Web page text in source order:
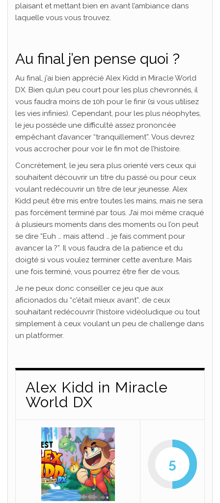
plaisant et mettant bien en avant l’ambiance dans
laquelle vous vous trouvez.
Au final j’en pense quoi ?
Au final, j’ai bien apprécié Alex Kidd in Miracle World
DX. Bien qu’un peu court pour les plus chevronnés, il
vous faudra moins de 10h pour le finir (si vous utilisez
les vies infinies). Cependant, pour les plus néophytes,
le jeu possède une difficulté assez prononcée
empêchant d’avancer “tranquillement”. Vous devrez
vous accrocher pour voir le fin mot de l’histoire.
Concrètement, le jeu sera plus orienté vers ceux qui
souhaitent découvrir un titre du passé ou pour ceux
voulant redécouvrir un titre de leur jeunesse. Alex
Kidd peut être mis entre toutes les mains, mais ne sera
pas forcément terminé par tous. J’ai moi même craqué
à plusieurs moments dans des moments ou l’on peut
se dire “Euh … mais attend … je fais comment pour
avancer la ?”. Il vous faudra de la patience et du
doigté si vous voulez terminer cette aventure. Mais
une fois terminé, vous pourrez être fier de vous.
Je ne peux donc conseiller ce jeu que aux
aficionados du “c’était mieux avant”, de ceux
souhaitant redécouvrir l’histoire vidéoludique ou tout
simplement à ceux voulant un peu de challenge dans
un platformer.
Alex Kidd in Miracle
World DX
5